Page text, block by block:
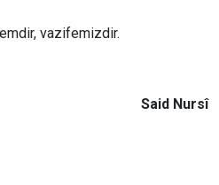
vazifemizdir.
Said Nursî